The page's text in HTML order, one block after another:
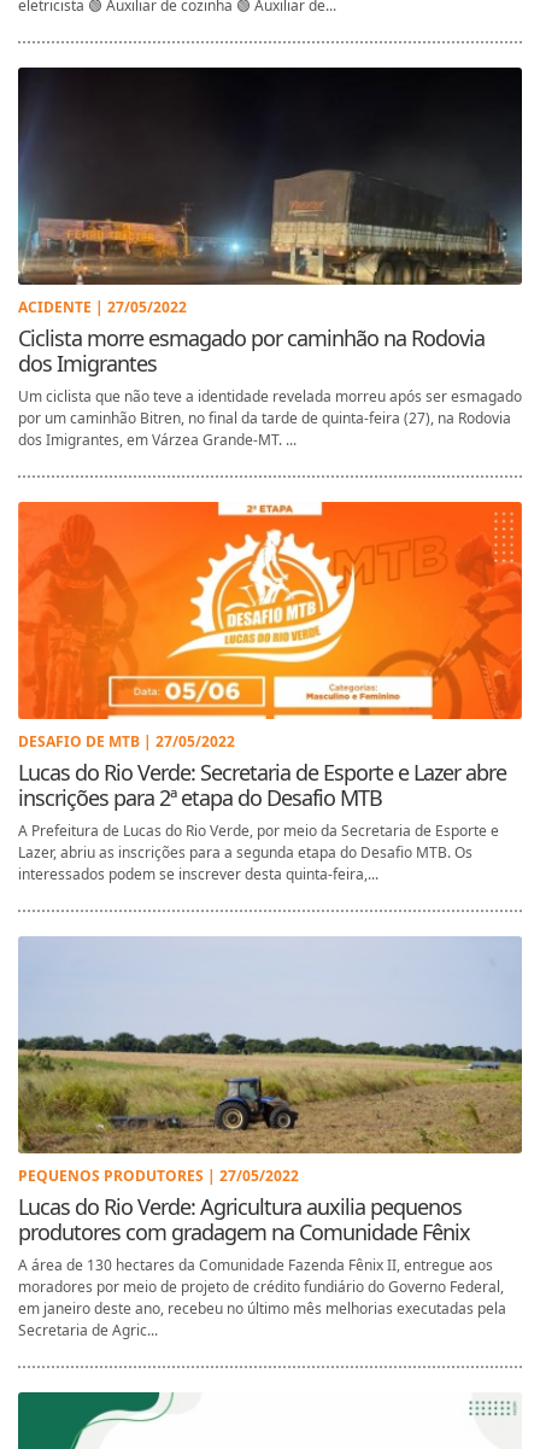
eletricista 🟢 Auxiliar de cozinha 🟢 Auxiliar de...
ACIDENTE | 27/05/2022
Ciclista morre esmagado por caminhão na Rodovia
dos Imigrantes
Um ciclista que não teve a identidade revelada morreu após ser esmagado
por um caminhão Bitren, no final da tarde de quinta-feira (27), na Rodovia
dos Imigrantes, em Várzea Grande-MT. ...
DESAFIO DE MTB | 27/05/2022
Lucas do Rio Verde: Secretaria de Esporte e Lazer abre
inscrições para 2ª etapa do Desafio MTB
A Prefeitura de Lucas do Rio Verde, por meio da Secretaria de Esporte e
Lazer, abriu as inscrições para a segunda etapa do Desafio MTB. Os
interessados podem se inscrever desta quinta-feira,...
PEQUENOS PRODUTORES | 27/05/2022
Lucas do Rio Verde: Agricultura auxilia pequenos
produtores com gradagem na Comunidade Fênix
A área de 130 hectares da Comunidade Fazenda Fênix II, entregue aos
moradores por meio de projeto de crédito fundiário do Governo Federal,
em janeiro deste ano, recebeu no último mês melhorias executadas pela
Secretaria de Agric...